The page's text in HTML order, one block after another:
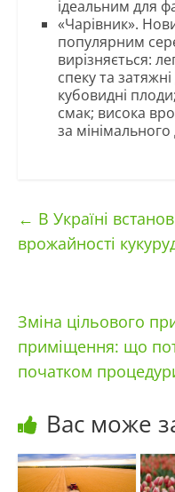
ідеальним для
«Чарівник».
популярним
вирізняється:
спеку та
кубовидні
смак; висока
за мінімального
← В Україні
врожайності
Зміна цільового
приміщення: що
початком
Вас може